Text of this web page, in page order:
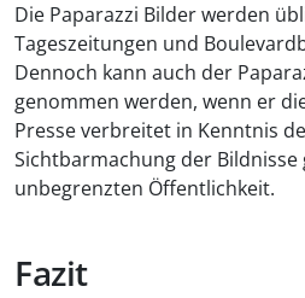
Die Paparazzi Bilder werden
Tageszeitungen und
Dennoch kann auch der
genommen werden, wenn er
Presse verbreitet in Kenntnis
Sichtbarmachung der
unbegrenzten Öffentlichkeit.
Fazit